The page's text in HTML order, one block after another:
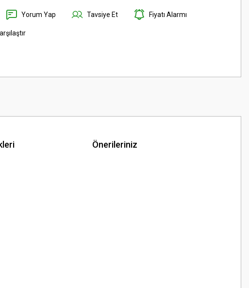
Yorum Yap Tavsiye Et Fiyatı Alarmı
Önerileriniz